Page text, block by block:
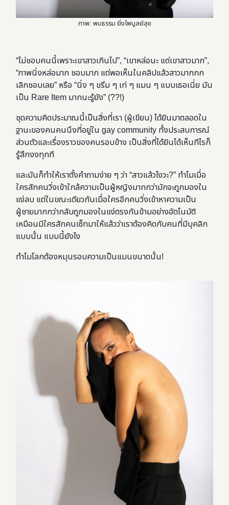
ภาพ: พบธรรม ยิ่งไพบูลย์สุข
“ไม่ชอบคนนี้เพราะเขาสาวเกินไป”, “เขาหล่อนะ แต่เขาสาวมาก”,
“ภาพนิ่งหล่อมาก ชอบมาก แต่พอเห็นในคลิปแล้วสาวมากกก
เลิกชอบเลย” หรือ “นิ่ง ๆ ขรึม ๆ เท่ ๆ แมน ๆ แบบเธอเนี่ย มัน
เป็น Rare Item มากนะรู้ยัง” (??!)
ชุดความคิดประมาณนี้เป็นสิ่งที่เรา (ผู้เขียน) ได้ยินมาตลอดใน
ฐานะของคนคนนึงที่อยู่ใน gay community ทั้งประสบการณ์
ส่วนตัวและเรื่องราวของคนรอบข้าง เป็นสิ่งที่ได้ยินได้เห็นทีไรก็
รู้สึกงงทุกที
และมันก็ทำให้เราตั้งคำถามง่าย ๆ ว่า “สาวแล้วไงวะ?” ทำไมเมื่อ
ใครสักคนวิ่งเข้าใกล้ความเป็นผู้หญิงมากกว่ามักจะถูกมองใน
แง่ลบ แต่ในขณะเดียวกันเมื่อใครอีกคนวิ่งเข้าหาความเป็น
ผู้ชายมากกว่ากลับถูกมองในแง่ตรงกันข้ามอย่างอัตโนมัติ
เหมือนมีใครสักคนเซ็ทมาให้แล้วว่าเราต้องคิดกับคนที่มีบุคลิก
แบบนั้น แบบนี้ยังไง
ทำไมโลกต้องหมุนรอบความเป็นแมนขนาดนั้น!